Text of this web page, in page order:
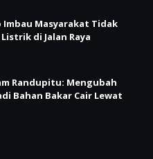
Masyarakat Tidak
di Jalan Raya
Randupitu: Mengubah
Bahan Bakar Cair Lewat